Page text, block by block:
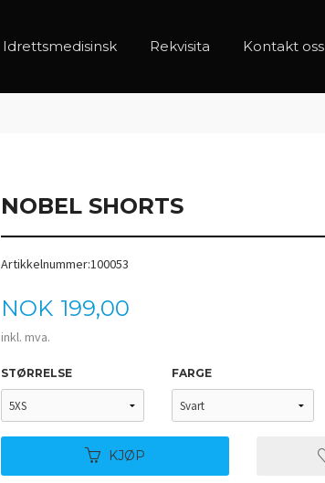
Idrettsmedisinsk Rekvisita Kontakt oss
NOBEL SHORTS
Artikkelnummer:100053
Pris
NOK 199,00
inkl. mva.
STØRRELSE FARGE
KJØP